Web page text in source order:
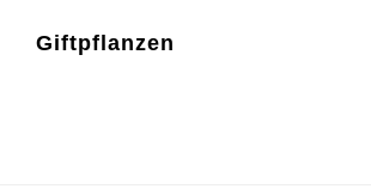
Giftpflanzen